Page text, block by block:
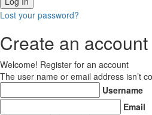
Lost your password?
Create an account
Welcome! Register for an account
The user name or email address isn’t
Username
Email